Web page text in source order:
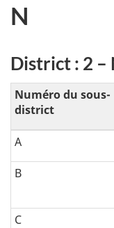
é
t
i
q
u
e
:
N
District : 2
Numéro du sous-
district
A
B
C